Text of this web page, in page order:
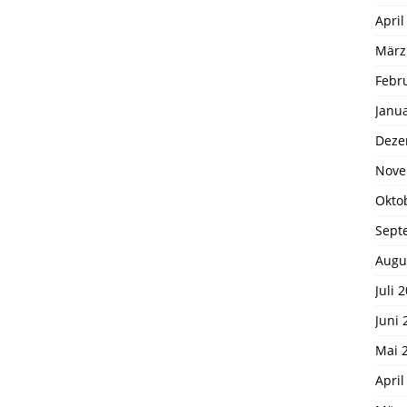
April
Juli
Juni
Mai
April